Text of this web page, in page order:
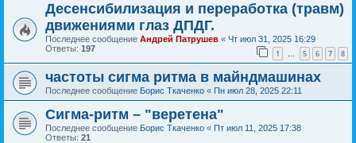
Десенсибилизация и переработка (травм)
движениями глаз ДПДГ.
Последнее сообщение Андрей Патрушев « Чт июл 31, 2025 16:29
Ответы: 197 1 … 5 6 7 8
частоты сигма ритма в майндмашинах
Последнее сообщение Борис Ткаченко « Пн июл 28, 2025 22:11
Сигма-ритм – "веретена"
Последнее сообщение Борис Ткаченко « Пт июл 11, 2025 17:38
Ответы: 21